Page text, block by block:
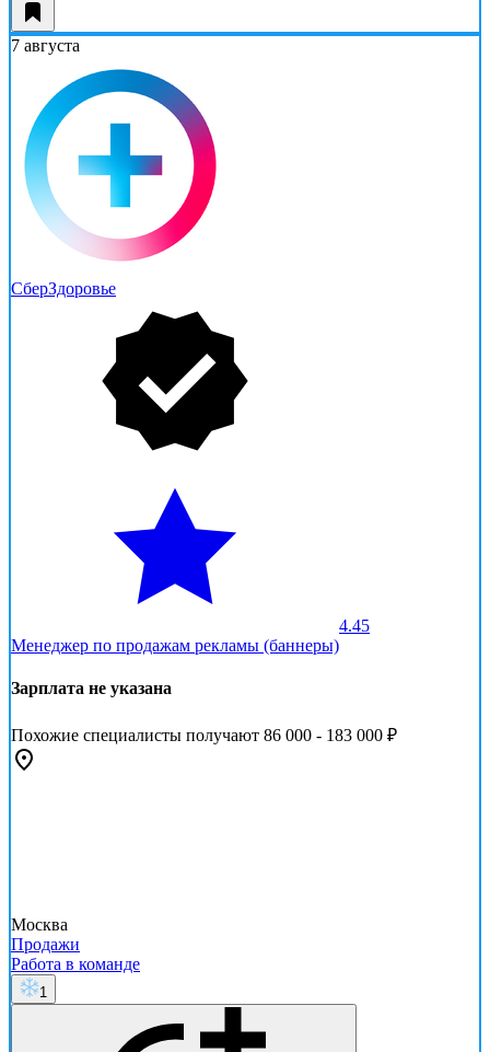
7 августа
СберЗдоровье
4.45
Менеджер по продажам рекламы (баннеры)
Зарплата не указана
Похожие специалисты получают 86 000 - 183 000 ₽
Москва
Продажи
Работа в команде
1